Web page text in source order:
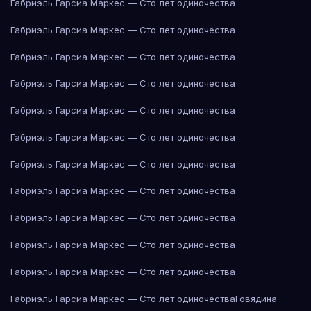
Габриэль Гарсиа Маркес — Сто лет одиночества
Габриэль Гарсиа Маркес — Сто лет одиночества
Габриэль Гарсиа Маркес — Сто лет одиночества
Габриэль Гарсиа Маркес — Сто лет одиночества
Габриэль Гарсиа Маркес — Сто лет одиночества
Габриэль Гарсиа Маркес — Сто лет одиночества
Габриэль Гарсиа Маркес — Сто лет одиночества
Габриэль Гарсиа Маркес — Сто лет одиночества
Габриэль Гарсиа Маркес — Сто лет одиночества
Габриэль Гарсиа Маркес — Сто лет одиночества
Габриэль Гарсиа Маркес — Сто лет одиночества
Габриэль Гарсиа Маркес — Сто лет одиночестваГовядина